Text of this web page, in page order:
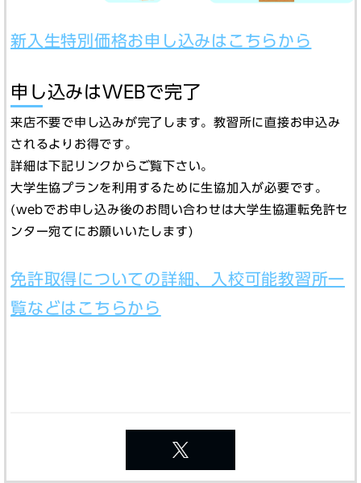
新入生特別価格お申し込みはこちらから
申し込みはWEBで完了
来店不要で申し込みが完了します。教習所に直接お申込み
されるよりお得です。
詳細は下記リンクからご覧下さい。
大学生協プランを利用するために生協加入が必要です。
(webでお申し込み後のお問い合わせは大学生協運転免許セ
ンター宛てにお願いいたします)
免許取得についての詳細、入校可能教習所一
覧などはこちらから